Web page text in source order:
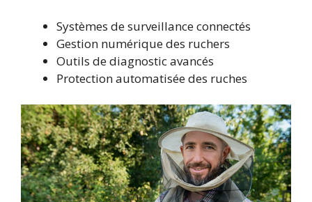
Systèmes de surveillance connectés
Gestion numérique des ruchers
Outils de diagnostic avancés
Protection automatisée des ruches